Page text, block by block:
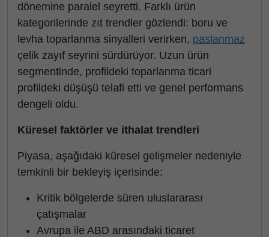
dönemine paralel seyretti. Farklı ürün
kategorilerinde zıt trendler gözlendi: boru ve
levha toparlanma sinyalleri verirken, paslanmaz
çelik zayıf seyrini sürdürüyor. Uzun ürün
segmentinde, profildeki toparlanma ticari
profildeki düşüşü telafi etti ve genel performans
dengeli oldu.
Küresel faktörler ve ithalat trendleri
Piyasa, aşağıdaki küresel gelişmeler nedeniyle
temkinli bir bekleyiş içerisinde:
Kritik bölgelerde süren uluslararası
çatışmalar
Avrupa ile ABD arasındaki ticaret